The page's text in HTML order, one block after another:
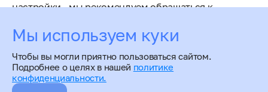
настройки - мы рекомендуем обращаться к
поддержку хостинг-провайдера, если вы
Мы используем куки
Чтобы вы могли приятно пользоваться сайтом.
Подробнее о целях в нашей политике
конфиденциальности.